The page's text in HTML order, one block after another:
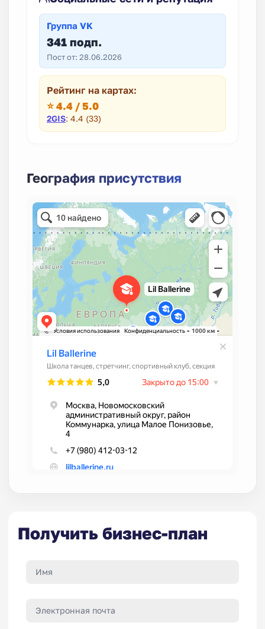
Группа VK
341 подп.
Пост от: 28.06.2026
Рейтинг на картах:
⭐ 4.4 / 5.0
2GIS: 4.4 (33)
География присутствия
Получить бизнес-план